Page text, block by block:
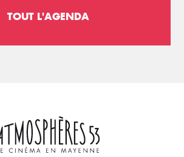
TOUT L'AGENDA